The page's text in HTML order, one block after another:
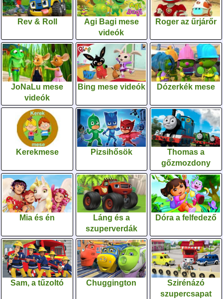
Rev & Roll
Agi Bagi mese
videók
Roger az űrjárőr
JoNaLu mese
videók
Bing mese videók Dózerkék mese
Kerekmese Pizsihősök
Thomas a
gőzmozdony
Mia és én
Láng és a
szuperverdák
Dóra a felfedező
Sam, a tűzoltó Chuggington
Szirénázó
szupercsapat